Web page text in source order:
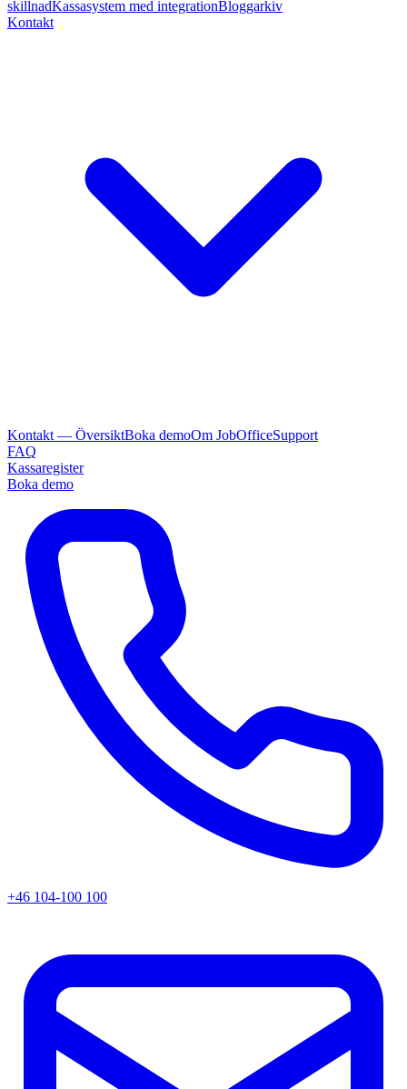
skillnadKassasystem med integrationBloggarkiv
Kontakt
Kontakt — ÖversiktBoka demoOm JobOfficeSupport
FAQ
Kassaregister
Boka demo
+46 104-100 100